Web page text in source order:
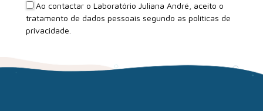
Ao contactar o Laboratório Juliana André, aceito o
tratamento de dados pessoais segundo as políticas de
privacidade